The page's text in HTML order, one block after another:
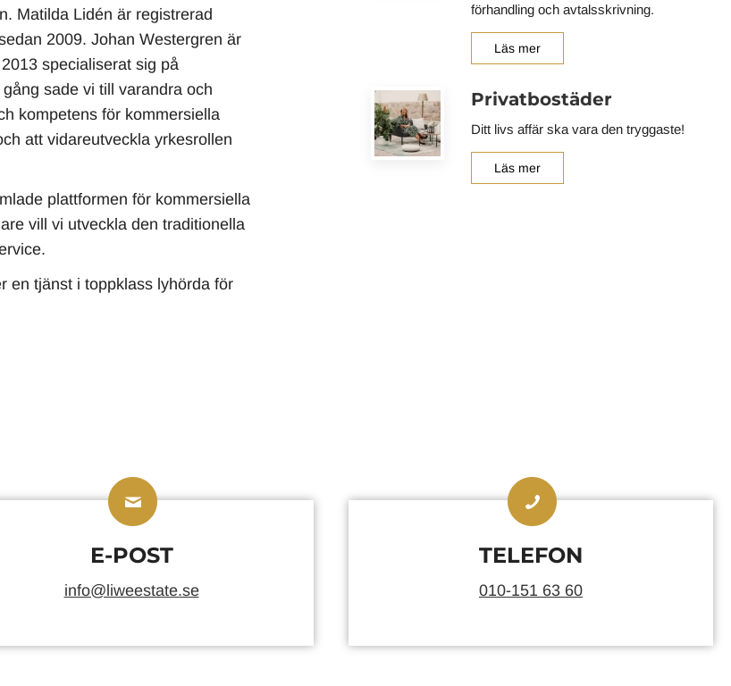
Matilda Lidén är registrerad
2009. Johan Westergren är
specialiserat sig på
sade vi till varandra och
kompetens för kommersiella
att vidareutveckla yrkesrollen
plattformen för kommersiella
vill vi utveckla den traditionella
en tjänst i toppklass lyhörda för
förhandling och avtalsskrivning.
Läs mer
Privatbostäder
Ditt livs affär ska vara den tryggaste!
Läs mer
E-POST
info@liweestate.se
TELEFON
010-151 63 60